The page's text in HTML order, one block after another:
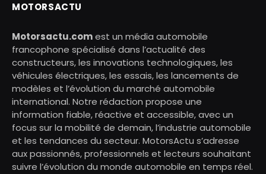
MOTORSACTU
Motorsactu.comest un média automobile
francophone spécialisé dans l’actualité des
constructeurs, les innovations technologiques, les
véhicules électriques, les essais, les lancements de
modèles et l’évolution du marché automobile
international. Notre rédaction propose une
information fiable, réactive et accessible, avec un
focus sur la mobilité de demain, l’industrie automobile
et les tendances du secteur. MotorsActu s’adresse
aux passionnés, professionnels et lecteurs souhaitant
suivre l’évolution du monde automobile en temps réel.